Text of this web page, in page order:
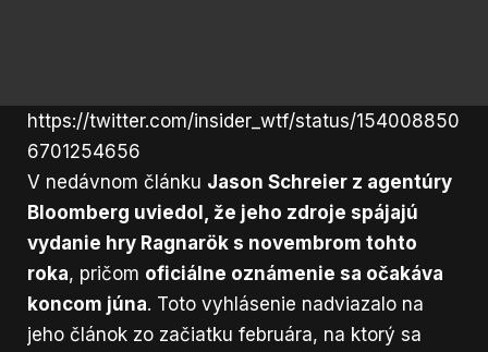
https://twitter.com/insider_wtf/status/154008850
6701254656
V nedávnom článku Jason Schreier z agentúry
Bloomberg uviedol, že jeho zdroje spájajú
vydanie hry Ragnarök s novembrom tohto
roka, pričom oficiálne oznámenie sa očakáva
koncom júna. Toto vyhlásenie nadviazalo na
jeho článok zo začiatku februára, na ktorý sa